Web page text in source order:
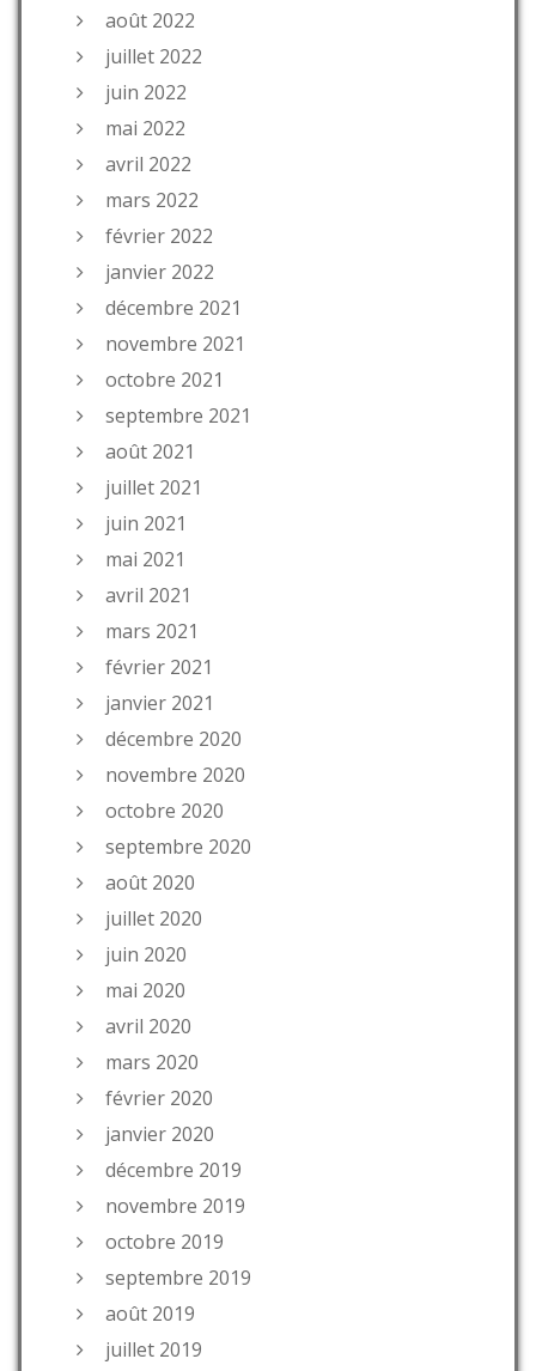
août 2022
juillet 2022
juin 2022
mai 2022
avril 2022
mars 2022
février 2022
janvier 2022
décembre 2021
novembre 2021
octobre 2021
septembre 2021
août 2021
juillet 2021
juin 2021
mai 2021
avril 2021
mars 2021
février 2021
janvier 2021
décembre 2020
novembre 2020
octobre 2020
septembre 2020
août 2020
juillet 2020
juin 2020
mai 2020
avril 2020
mars 2020
février 2020
janvier 2020
décembre 2019
novembre 2019
octobre 2019
septembre 2019
août 2019
juillet 2019